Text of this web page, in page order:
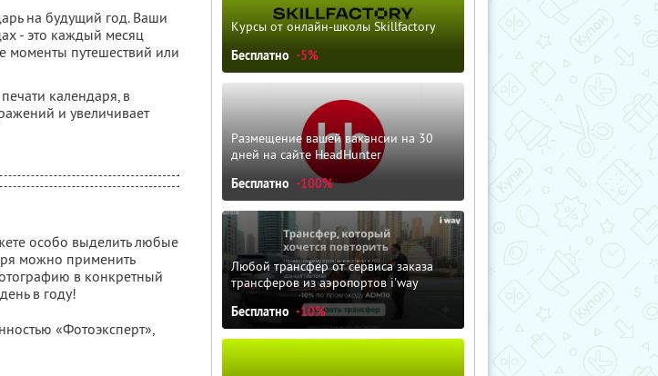
на будущий год. Ваши
- это каждый месяц
моменты путешествий или
календаря, в
и увеличивает
особо выделить любые
можно применить
в конкретный
в году!
«Фотоэксперт»,
Курсы от онлайн-школы Skillfactory
Бесплатно -5%
Размещение вашей вакансии на 30
дней на сайте HeadHunter
Бесплатно -100%
Любой трансфер от сервиса заказа
трансферов из аэропортов i'way
Бесплатно -10%